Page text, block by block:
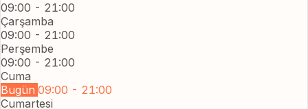
09:00 - 21:00
Çarşamba
09:00 - 21:00
Perşembe
09:00 - 21:00
Cuma
Bugün 09:00 - 21:00
Cumartesi